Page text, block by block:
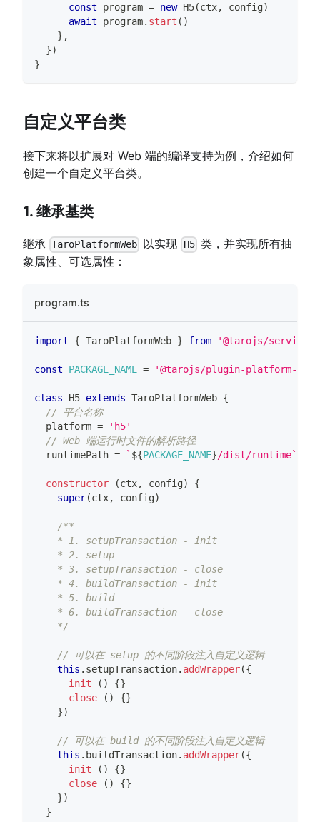
const program = new H5(ctx, config)
await program. start ( )
} ,
})
}
自定义平台类
接下来将以扩展对 Web 端的编译支持为例，介绍如何
创建一个自定义平台类。
1. 继承基类
继承 TaroPlatformWeb 以实现 H5类，并实现所有抽
象属性、可选属性：
program.ts
import { TaroPlatformWeb } from '@tarojs/service'
const PACKAGE_NAME = '@tarojs/plugin-platform-h5'
class H5 extends TaroPlatformWeb {
// 平台名称
  platform
=
'h5'
// Web 端运行时文件的解析路径
  runtimePath
= ` ${PACKAGE_NAME}/dist/runtime`
constructor (ctx, config)
{
super(ctx, config)
/**
    * 1. setupTransaction - init
    * 2. setup
    * 3. setupTransaction - close
    * 4. buildTransaction - init
    * 5. build
    * 6. buildTransaction - close
    */
// 可以在 setup 的不同阶段注入自定义逻辑
this . setupTransaction. addWrapper({
init
( ) {}
close
( ) {}
})
// 可以在 build 的不同阶段注入自定义逻辑
this . buildTransaction. addWrapper({
init
( ) {}
close
( ) {}
})
}